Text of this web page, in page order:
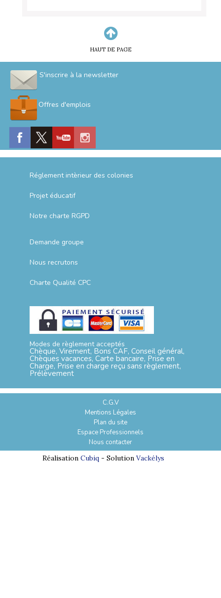
HAUT DE PAGE
S'inscrire à la newsletter
Offres d'emplois
Réglement intèrieur des colonies
Projet éducatif
Notre charte RGPD
Demande groupe
Nous recrutons
Charte Qualité CPC
Modes de règlement acceptés
Chèque, Virement, Bons CAF, Conseil général,
Chèques vacances, Carte bancaire, Prise en
Charge, Prise en charge reçu sans règlement,
Prélèvement
C.G.V
Mentions Légales
Plan du site
Espace Professionnels
Nous contacter
Réalisation Cubiq- Solution Vackélys